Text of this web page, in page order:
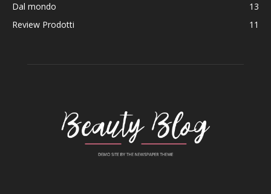
Dal mondo
13
Review Prodotti
11